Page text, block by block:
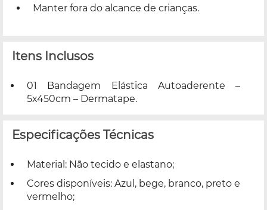
Manter fora do alcance de crianças.
Itens Inclusos
01 Bandagem Elástica Autoaderente –
5x450cm – Dermatape.
Especificações Técnicas
Material: Não tecido e elastano;
Cores disponíveis: Azul, bege, branco, preto e
vermelho;